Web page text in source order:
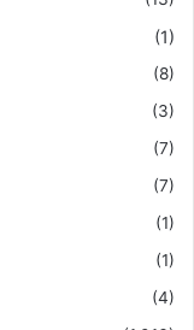
(1)
(8)
(3)
(7)
(7)
(1)
(1)
(4)